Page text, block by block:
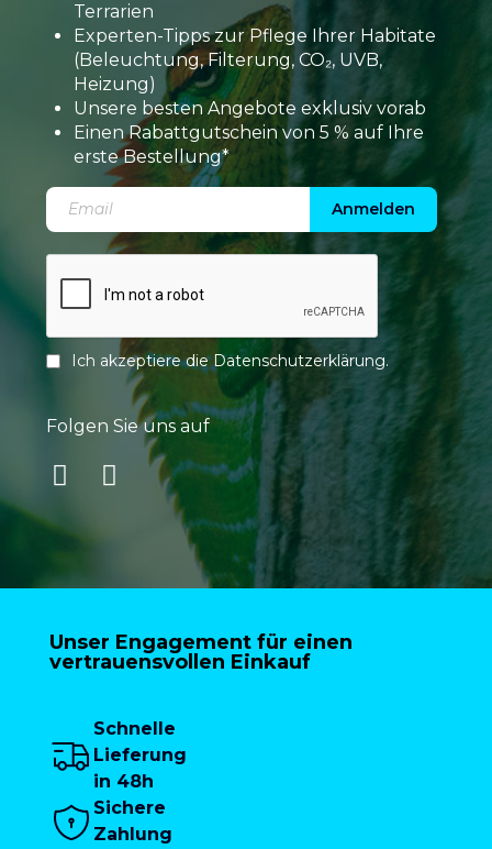
Terrarien
Experten-Tipps zur Pflege Ihrer Habitate
(Beleuchtung, Filterung, CO₂, UVB,
Heizung)
Unsere besten Angebote exklusiv vorab
Einen Rabattgutschein von 5 % auf Ihre
erste Bestellung*
Anmelden
Ich akzeptiere dieDatenschutzerklärung.
Folgen Sie uns auf
Unser Engagement für einen
vertrauensvollen Einkauf
Schnelle
Lieferung
in 48h
Sichere
Zahlung